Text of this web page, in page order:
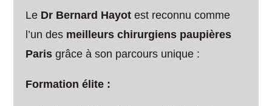
Le Dr Bernard Hayot est reconnu comme
l’un des meilleurs chirurgiens paupières
Paris grâce à son parcours unique :
Formation élite :